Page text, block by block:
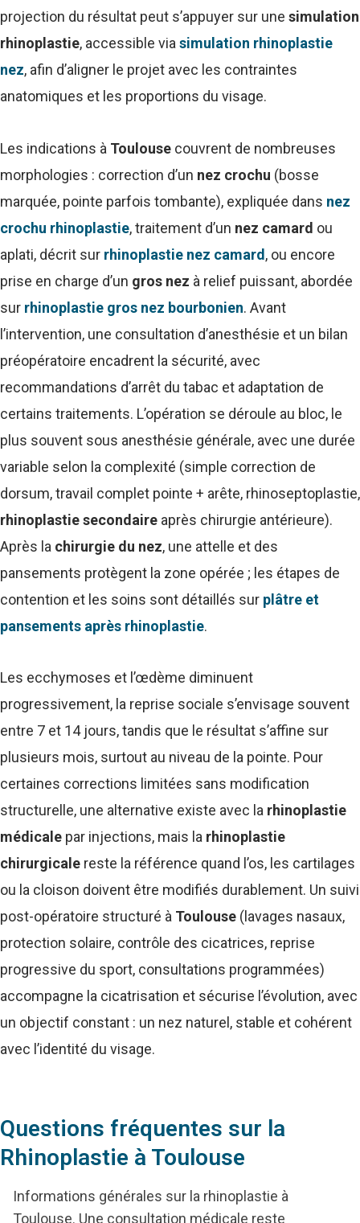
projection du résultat peut s’appuyer sur une simulation
rhinoplastie, accessible via simulation rhinoplastie
nez, afin d’aligner le projet avec les contraintes
anatomiques et les proportions du visage.
Les indications à Toulouse couvrent de nombreuses
morphologies : correction d’un nez crochu (bosse
marquée, pointe parfois tombante), expliquée dans nez
crochu rhinoplastie, traitement d’un nez camard ou
aplati, décrit sur rhinoplastie nez camard, ou encore
prise en charge d’un gros nez à relief puissant, abordée
sur rhinoplastie gros nez bourbonien. Avant
l’intervention, une consultation d’anesthésie et un bilan
préopératoire encadrent la sécurité, avec
recommandations d’arrêt du tabac et adaptation de
certains traitements. L’opération se déroule au bloc, le
plus souvent sous anesthésie générale, avec une durée
variable selon la complexité (simple correction de
dorsum, travail complet pointe + arête, rhinoseptoplastie,
rhinoplastie secondaire après chirurgie antérieure).
Après la chirurgie du nez, une attelle et des
pansements protègent la zone opérée ; les étapes de
contention et les soins sont détaillés sur plâtre et
pansements après rhinoplastie.
Les ecchymoses et l’œdème diminuent
progressivement, la reprise sociale s’envisage souvent
entre 7 et 14 jours, tandis que le résultat s’affine sur
plusieurs mois, surtout au niveau de la pointe. Pour
certaines corrections limitées sans modification
structurelle, une alternative existe avec la rhinoplastie
médicale par injections, mais la rhinoplastie
chirurgicale reste la référence quand l’os, les cartilages
ou la cloison doivent être modifiés durablement. Un suivi
post-opératoire structuré à Toulouse (lavages nasaux,
protection solaire, contrôle des cicatrices, reprise
progressive du sport, consultations programmées)
accompagne la cicatrisation et sécurise l’évolution, avec
un objectif constant : un nez naturel, stable et cohérent
avec l’identité du visage.
Questions fréquentes sur la
Rhinoplastie à Toulouse
Informations générales sur la rhinoplastie à
Toulouse. Une consultation médicale reste